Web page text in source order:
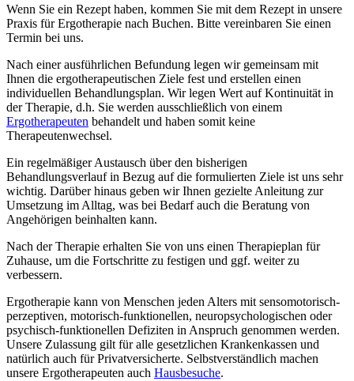
Wenn Sie ein Rezept haben, kommen Sie mit dem Rezept in unsere
Praxis für Ergotherapie nach Buchen. Bitte vereinbaren Sie einen
Termin bei uns.
Nach einer ausführlichen Befundung legen wir gemeinsam mit
Ihnen die ergotherapeutischen Ziele fest und erstellen einen
individuellen Behandlungsplan. Wir legen Wert auf Kontinuität in
der Therapie, d.h. Sie werden ausschließlich von einem
Ergotherapeuten behandelt und haben somit keine
Therapeutenwechsel.
Ein regelmäßiger Austausch über den bisherigen
Behandlungsverlauf in Bezug auf die formulierten Ziele ist uns sehr
wichtig. Darüber hinaus geben wir Ihnen gezielte Anleitung zur
Umsetzung im Alltag, was bei Bedarf auch die Beratung von
Angehörigen beinhalten kann.
Nach der Therapie erhalten Sie von uns einen Therapieplan für
Zuhause, um die Fortschritte zu festigen und ggf. weiter zu
verbessern.
Ergotherapie kann von Menschen jeden Alters mit sensomotorisch-
perzeptiven, motorisch-funktionellen, neuropsychologischen oder
psychisch-funktionellen Defiziten in Anspruch genommen werden.
Unsere Zulassung gilt für alle gesetzlichen Krankenkassen und
natürlich auch für Privatversicherte. Selbstverständlich machen
unsere Ergotherapeuten auch Hausbesuche.